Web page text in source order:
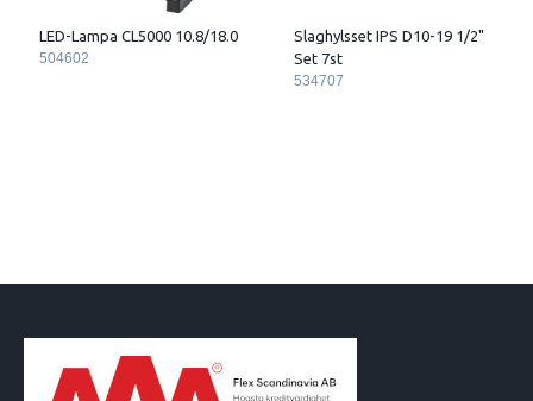
LED-Lampa CL5000 10.8/18.0
504602
Slaghylsset IPS D10-19 1/2"
Set 7st
534707